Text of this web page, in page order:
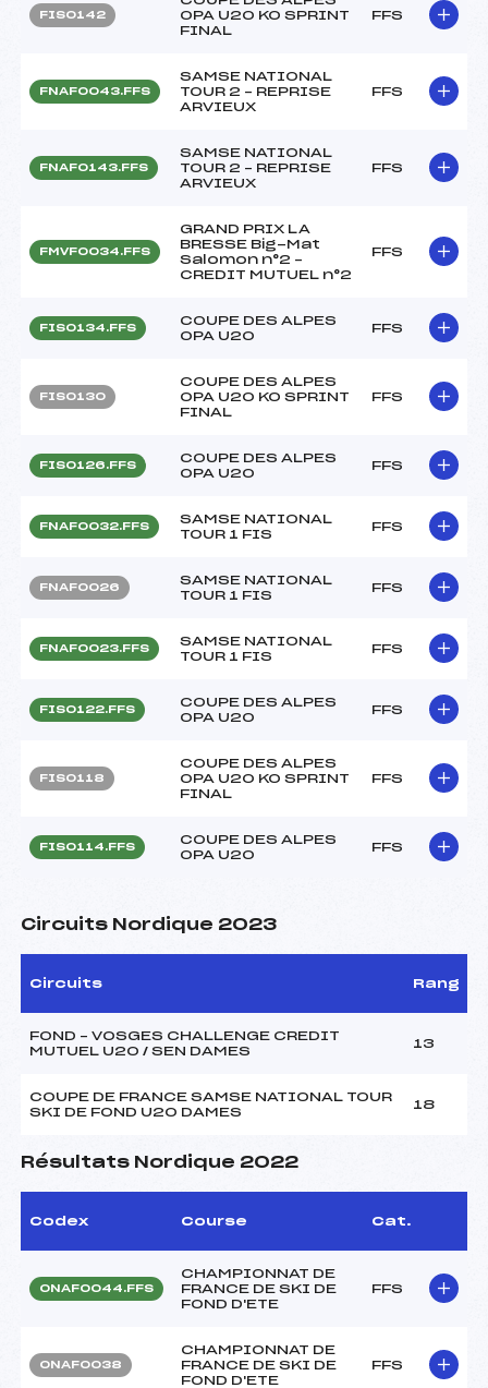
FIS0142
OPA U20 KO SPRINT
FINAL
FFS
FNAF0043.FFS
SAMSE NATIONAL
TOUR 2 – REPRISE
ARVIEUX
FFS
FNAF0143.FFS
SAMSE NATIONAL
TOUR 2 – REPRISE
ARVIEUX
FFS
FMVF0034.FFS
GRAND PRIX LA
BRESSE Big-Mat
Salomon n°2 –
CREDIT MUTUEL n°2
FFS
FIS0134.FFS
COUPE DES ALPES
OPA U20
FFS
FIS0130
COUPE DES ALPES
OPA U20 KO SPRINT
FINAL
FFS
FIS0126.FFS
COUPE DES ALPES
OPA U20
FFS
FNAF0032.FFS
SAMSE NATIONAL
TOUR 1 FIS
FFS
FNAF0026
SAMSE NATIONAL
TOUR 1 FIS
FFS
FNAF0023.FFS
SAMSE NATIONAL
TOUR 1 FIS
FFS
FIS0122.FFS
COUPE DES ALPES
OPA U20
FFS
FIS0118
COUPE DES ALPES
OPA U20 KO SPRINT
FINAL
FFS
FIS0114.FFS
COUPE DES ALPES
OPA U20
FFS
Circuits Nordique 2023
Circuits Rang
FOND – VOSGES CHALLENGE CREDIT
MUTUEL U20 / SEN DAMES
13
COUPE DE FRANCE SAMSE NATIONAL TOUR
SKI DE FOND U20 DAMES
18
Résultats Nordique 2022
Codex Course Cat.
ONAF0044.FFS
CHAMPIONNAT DE
FRANCE DE SKI DE
FOND D'ETE
FFS
ONAF0038
CHAMPIONNAT DE
FRANCE DE SKI DE
FOND D'ETE
FFS